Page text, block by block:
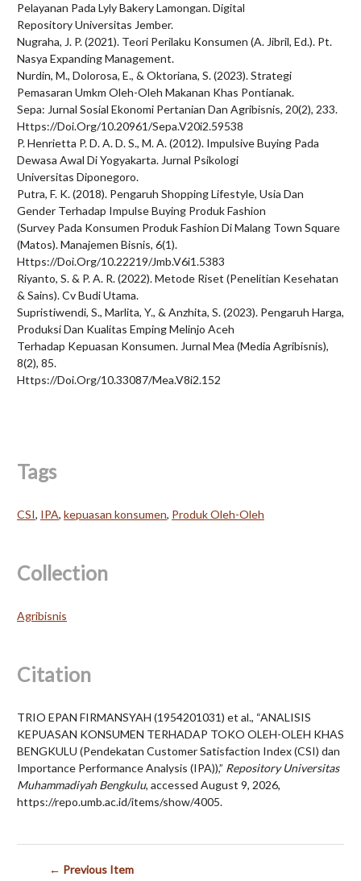
Pelayanan Pada Lyly Bakery Lamongan. Digital
Repository Universitas Jember.
Nugraha, J. P. (2021). Teori Perilaku Konsumen (A. Jibril, Ed.). Pt.
Nasya Expanding Management.
Nurdin, M., Dolorosa, E., & Oktoriana, S. (2023). Strategi
Pemasaran Umkm Oleh-Oleh Makanan Khas Pontianak.
Sepa: Jurnal Sosial Ekonomi Pertanian Dan Agribisnis, 20(2), 233.
Https://Doi.Org/10.20961/Sepa.V20i2.59538
P. Henrietta P. D. A. D. S., M. A. (2012). Impulsive Buying Pada
Dewasa Awal Di Yogyakarta. Jurnal Psikologi
Universitas Diponegoro.
Putra, F. K. (2018). Pengaruh Shopping Lifestyle, Usia Dan
Gender Terhadap Impulse Buying Produk Fashion
(Survey Pada Konsumen Produk Fashion Di Malang Town Square
(Matos). Manajemen Bisnis, 6(1).
Https://Doi.Org/10.22219/Jmb.V6i1.5383
Riyanto, S. & P. A. R. (2022). Metode Riset (Penelitian Kesehatan
& Sains). Cv Budi Utama.
Supristiwendi, S., Marlita, Y., & Anzhita, S. (2023). Pengaruh Harga,
Produksi Dan Kualitas Emping Melinjo Aceh
Terhadap Kepuasan Konsumen. Jurnal Mea (Media Agribisnis),
8(2), 85.
Https://Doi.Org/10.33087/Mea.V8i2.152
Tags
CSI, IPA, kepuasan konsumen, Produk Oleh-Oleh
Collection
Agribisnis
Citation
TRIO EPAN FIRMANSYAH (1954201031) et al., “ANALISIS
KEPUASAN KONSUMEN TERHADAP TOKO OLEH-OLEH KHAS
BENGKULU (Pendekatan Customer Satisfaction Index (CSI) dan
Importance Performance Analysis (IPA)),” Repository Universitas
Muhammadiyah Bengkulu, accessed August 9, 2026,
https://repo.umb.ac.id/items/show/4005.
← Previous Item